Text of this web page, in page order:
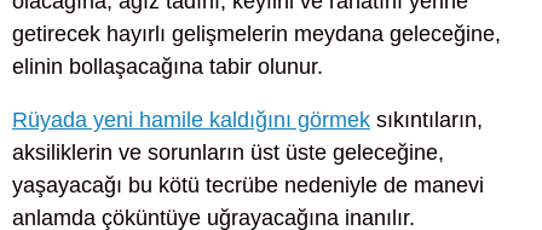
getirecek hayırlı gelişmelerin meydana geleceğine,
elinin bollaşacağına tabir olunur.
Rüyada yeni hamile kaldığını görmek sıkıntıların,
aksiliklerin ve sorunların üst üste geleceğine,
yaşayacağı bu kötü tecrübe nedeniyle de manevi
anlamda çöküntüye uğrayacağına inanılır.